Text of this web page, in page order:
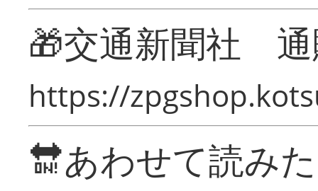
🎁交通新聞社
https://
🔛あわせて読み